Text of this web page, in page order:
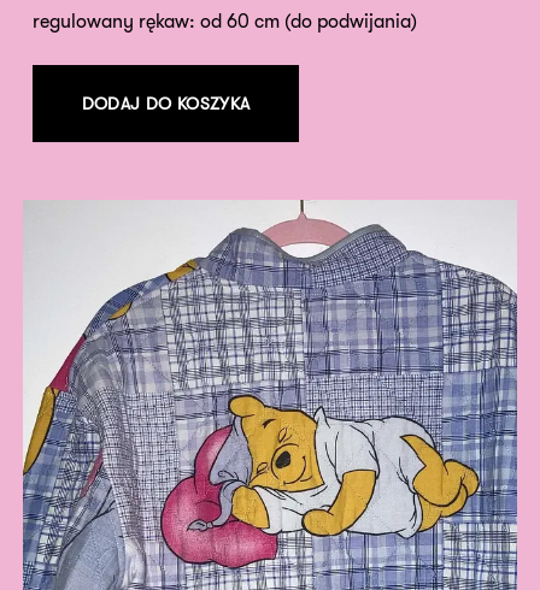
regulowany rękaw: od 60 cm (do podwijania)
DODAJ DO KOSZYKA